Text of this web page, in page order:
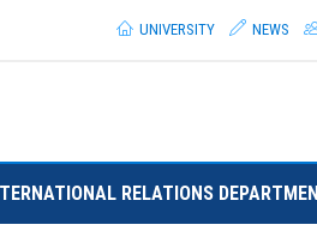
UNIVERSITY
NEWS
RELATIONS